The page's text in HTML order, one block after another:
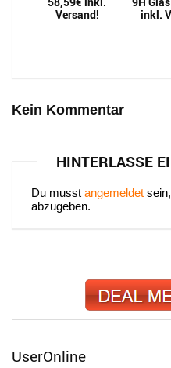
Versand!
inkl.
Kein Kommentar
HINTERLASSE
Du musst angemeldet
abzugeben.
UserOnline